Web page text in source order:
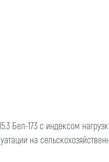
Бел-173 с индексом
на